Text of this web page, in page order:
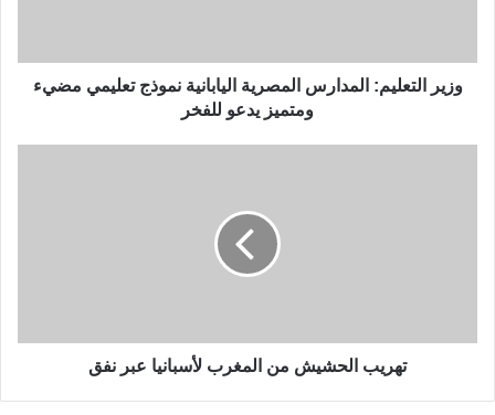
وزير التعليم: المدارس المصرية اليابانية نموذج تعليمي مضيء
ومتميز يدعو للفخر
تهريب الحشيش من المغرب لأسبانيا عبر نفق